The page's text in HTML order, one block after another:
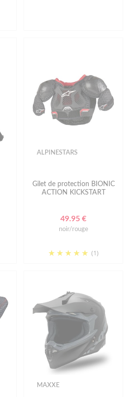
ALPINESTARS
Gilet de protection BIONIC
ACTION KICKSTART
49.95 €
noir/rouge
(1)
MAXXE